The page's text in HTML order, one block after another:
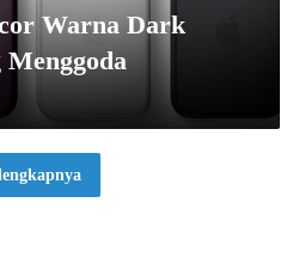
Warna Dark